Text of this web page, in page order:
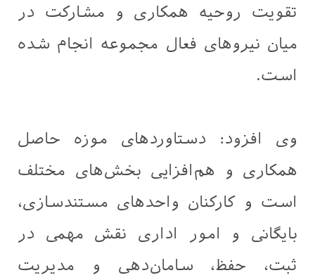
تقویت روحیه همکاری و مشارکت در
میان نیروهای فعال مجموعه انجام شده
است.
وی افزود: دستاوردهای موزه حاصل
همکاری و هم‌افزایی بخش‌های مختلف
است و کارکنان واحدهای مستندسازی،
بایگانی و امور اداری نقش مهمی در
ثبت، حفظ، سامان‌دهی و مدیریت